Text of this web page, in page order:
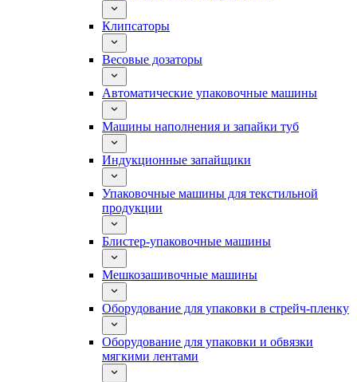
Клипсаторы
Весовые дозаторы
Автоматические упаковочные машины
Машины наполнения и запайки туб
Индукционные запайщики
Упаковочные машины для текстильной
продукции
Блистер-упаковочные машины
Мешкозашивочные машины
Оборудование для упаковки в стрейч-пленку
Оборудование для упаковки и обвязки
мягкими лентами